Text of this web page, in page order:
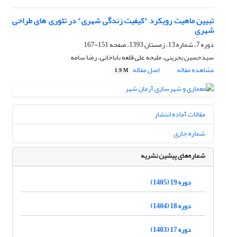
تبیین ماهیت رویکرد "کیفیت زندگی شهری" در تئوری های طراحی
شهری
دوره 7، شماره 13، زمستان 1393، صفحه
151-167
سیدحسین بحرینی، ملیحه علی قلعه باباخانی، رضا سامه
مشاهده مقاله
اصل مقاله 1.9 M
مقالات آماده انتشار
شماره جاری
شماره‌های پیشین نشریه
دوره 19 (1405)
دوره 18 (1404)
دوره 17 (1403)